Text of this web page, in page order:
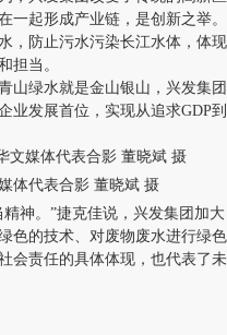
一起形成产业链，是创新之举。
，防止污水污染长江水体，体现
担当。
绿水就是金山银山，兴发集团
业发展首位，实现从追求GDP到
体代表合影 董晓斌 摄
神。”捷克佳说，兴发集团加大
色的技术、对废物废水进行绿色
会责任的具体体现，也代表了未